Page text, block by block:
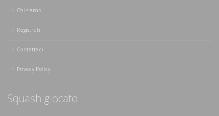
Chi siamo
Registrati
Contattaci
Privacy Policy
Squash giocato